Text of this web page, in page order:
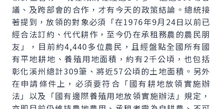
議、及跨部會的合作，才有今天的政策結論。總統接
著提到，放領的對象必須「在1976年9月24日以前已
經合法訂約、代代耕作，至今仍在承租務農的農民朋
友」，目前約4,440多位農民，且經盤點全國所有國
有平地耕地、養殖用地面積，約有2千公頃，也包括
彰化溪州總計309筆、將近57公頃的土地面積。另外
在申請條件上，必須要符合「國有耕地放領實施辦
法」以及「國有邊際養殖用地放領實施辦法」規定，